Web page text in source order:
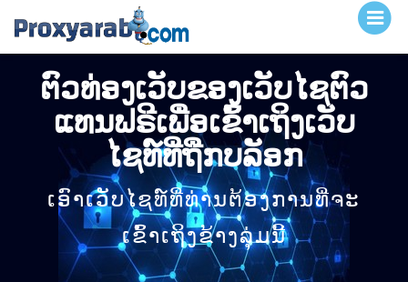
ຕົວທ່ອງເວັບຂອງເວັບໄຊຕົວ
ແທນຟຣີເພື່ອເຂົ້າເຖິງເວັບ
ໄຊທ໌ທີ່ຖືກບລັອກ
ເອົາເວັບໄຊທ໌ທີ່ທ່ານຕ້ອງການທີ່ຈະ
ເຂົ້າເຖິງຂ້າງລຸ່ມນີ້